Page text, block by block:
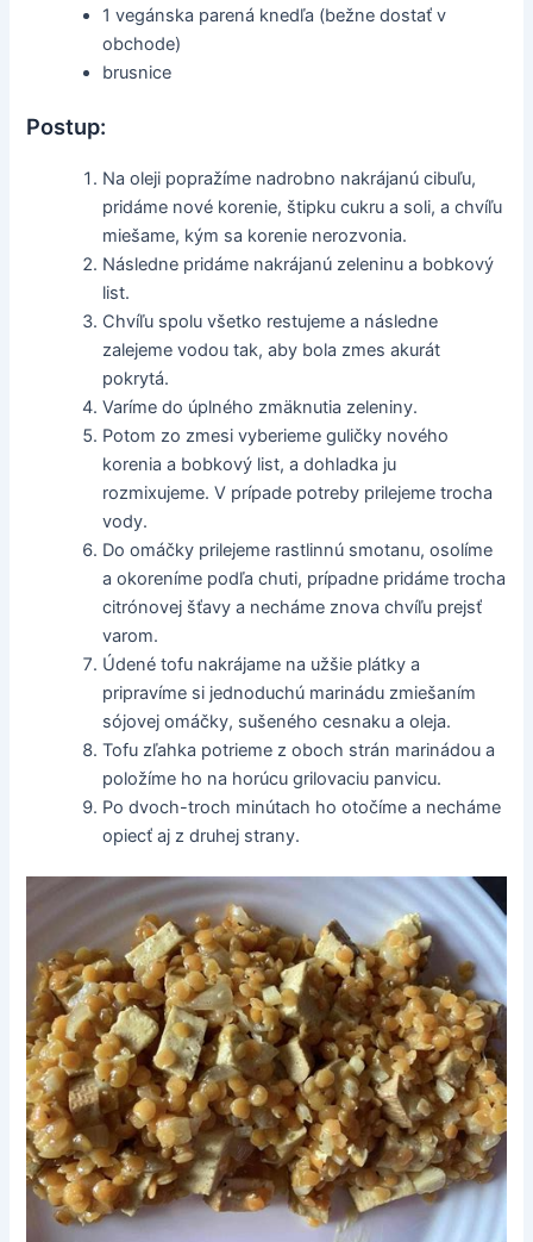
1 vegánska parená knedľa (bežne dostať v
obchode)
brusnice
Postup:
Na oleji popražíme nadrobno nakrájanú cibuľu,
pridáme nové korenie, štipku cukru a soli, a chvíľu
miešame, kým sa korenie nerozvonia.
Následne pridáme nakrájanú zeleninu a bobkový
list.
Chvíľu spolu všetko restujeme a následne
zalejeme vodou tak, aby bola zmes akurát
pokrytá.
Varíme do úplného zmäknutia zeleniny.
Potom zo zmesi vyberieme guličky nového
korenia a bobkový list, a dohladka ju
rozmixujeme. V prípade potreby prilejeme trocha
vody.
Do omáčky prilejeme rastlinnú smotanu, osolíme
a okoreníme podľa chuti, prípadne pridáme trocha
citrónovej šťavy a necháme znova chvíľu prejsť
varom.
Údené tofu nakrájame na užšie plátky a
pripravíme si jednoduchú marinádu zmiešaním
sójovej omáčky, sušeného cesnaku a oleja.
Tofu zľahka potrieme z oboch strán marinádou a
položíme ho na horúcu grilovaciu panvicu.
Po dvoch-troch minútach ho otočíme a necháme
opiecť aj z druhej strany.